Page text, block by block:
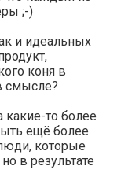
;-)
и идеальных
коня в
смысле?
какие-то более
ещё более
которые
в результате